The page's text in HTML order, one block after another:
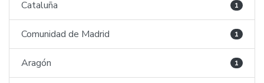
Cataluña 1
Comunidad de Madrid 1
Aragón 1